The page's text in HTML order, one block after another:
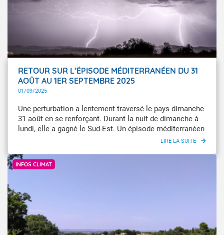
RETOUR SUR L’ÉPISODE MÉDITERRANÉEN DU 31
AOÛT AU 1ER SEPTEMBRE 2025
01/09/2025
Une perturbation a lentement traversé le pays dimanche
31 août en se renforçant. Durant la nuit de dimanche à
lundi, elle a gagné le Sud-Est. Un épisode méditerranéen
s’est mis en place, avec des orages caractérisés par de
INFOS CLIMAT
Infoclimat / ProvenceCCA